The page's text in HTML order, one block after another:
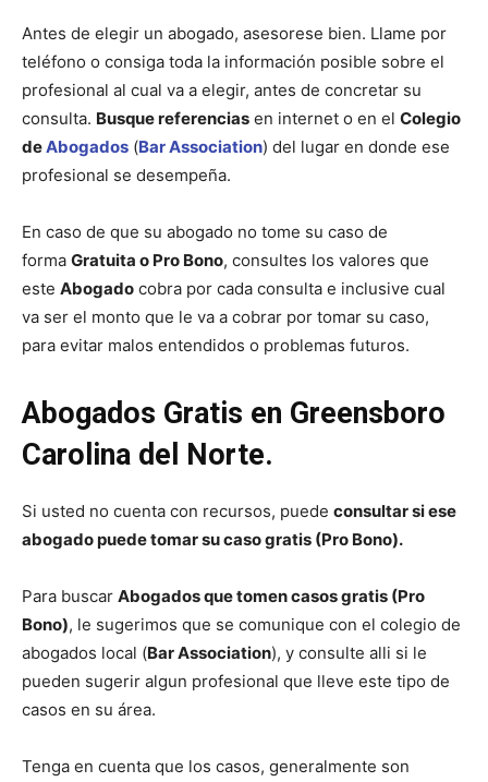
Antes de elegir un abogado, asesorese bien. Llame por
teléfono o consiga toda la información posible sobre el
profesional al cual va a elegir, antes de concretar su
consulta. Busque referencias en internet o en el Colegio
deAbogados (Bar Association) del lugar en donde ese
profesional se desempeña.
En caso de que su abogado no tome su caso de
forma Gratuita o Pro Bono, consultes los valores que
este Abogado cobra por cada consulta e inclusive cual
va ser el monto que le va a cobrar por tomar su caso,
para evitar malos entendidos o problemas futuros.
Abogados Gratis en Greensboro
Carolina del Norte.
Si usted no cuenta con recursos, puede consultar si ese
abogado puede tomar su caso gratis (Pro Bono).
Para buscar Abogados que tomen casos gratis (Pro
Bono), le sugerimos que se comunique con el colegio de
abogados local (Bar Association), y consulte alli si le
pueden sugerir algun profesional que lleve este tipo de
casos en su área.
Tenga en cuenta que los casos, generalmente son